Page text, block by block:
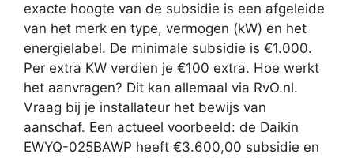
exacte hoogte van de subsidie is een afgeleide
van het merk en type, vermogen (kW) en het
energielabel. De minimale subsidie is €1.000.
Per extra KW verdien je €100 extra. Hoe werkt
het aanvragen? Dit kan allemaal via RvO.nl.
Vraag bij je installateur het bewijs van
aanschaf. Een actueel voorbeeld: de Daikin
EWYQ-025BAWP heeft €3.600,00 subsidie en